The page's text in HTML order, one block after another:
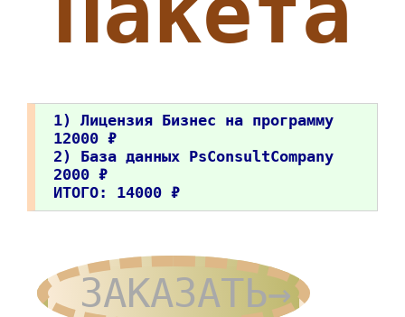
1) Лицензия Бизнес на программу
12000 ₽
2) База данных PsConsultCompany
2000 ₽
ИТОГО: 14000 ₽
ЗАКАЗАТЬ→